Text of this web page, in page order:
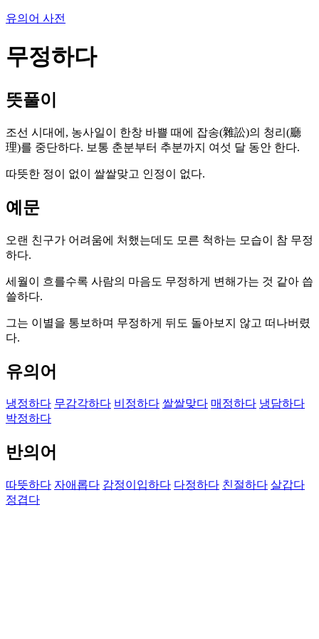
유의어 사전
무정하다
뜻풀이
조선 시대에, 농사일이 한창 바쁠 때에 잡송(雜訟)의 청리(廳
理)를 중단하다. 보통 춘분부터 추분까지 여섯 달 동안 한다.
따뜻한 정이 없이 쌀쌀맞고 인정이 없다.
예문
오랜 친구가 어려움에 처했는데도 모른 척하는 모습이 참 무정
하다.
세월이 흐를수록 사람의 마음도 무정하게 변해가는 것 같아 씁
쓸하다.
그는 이별을 통보하며 무정하게 뒤도 돌아보지 않고 떠나버렸
다.
유의어
냉정하다 무감각하다 비정하다 쌀쌀맞다 매정하다 냉담하다
박정하다
반의어
따뜻하다 자애롭다 감정이입하다 다정하다 친절하다 살갑다
정겹다